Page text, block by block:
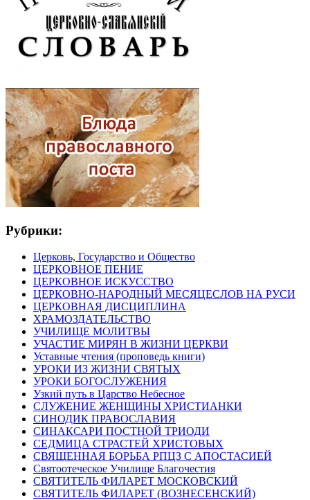
Рубрики:
Церковь, Государство и Общество
ЦЕРКОВНОЕ ПЕНИЕ
ЦЕРКОВНОЕ ИСКУССТВО
ЦЕРКОВНО-НАРОДНЫЙ МЕСЯЦЕСЛОВ НА РУСИ
ЦЕРКОВНАЯ ДИСЦИПЛИНА
ХРАМОЗДАТЕЛЬСТВО
УЧИЛИЩЕ МОЛИТВЫ
УЧАСТИЕ МИРЯН В ЖИЗНИ ЦЕРКВИ
Уставные чтения (проповедь книги)
УРОКИ ИЗ ЖИЗНИ СВЯТЫХ
УРОКИ БОГОСЛУЖЕНИЯ
Узкий путь в Царство Небесное
СЛУЖЕНИЕ ЖЕНЩИНЫ ХРИСТИАНКИ
СИНОДИК ПРАВОСЛАВИЯ
СИНАКСАРИ ПОСТНОЙ ТРИОДИ
СЕДМИЦА СТРАСТЕЙ ХРИСТОВЫХ
СВЯЩЕННАЯ БОРЬБА РПЦЗ С АПОСТАСИЕЙ
Святоотеческое Училище Благочестия
СВЯТИТЕЛЬ ФИЛАРЕТ МОСКОВСКИЙ
СВЯТИТЕЛЬ ФИЛАРЕТ (ВОЗНЕСЕНСКИЙ)